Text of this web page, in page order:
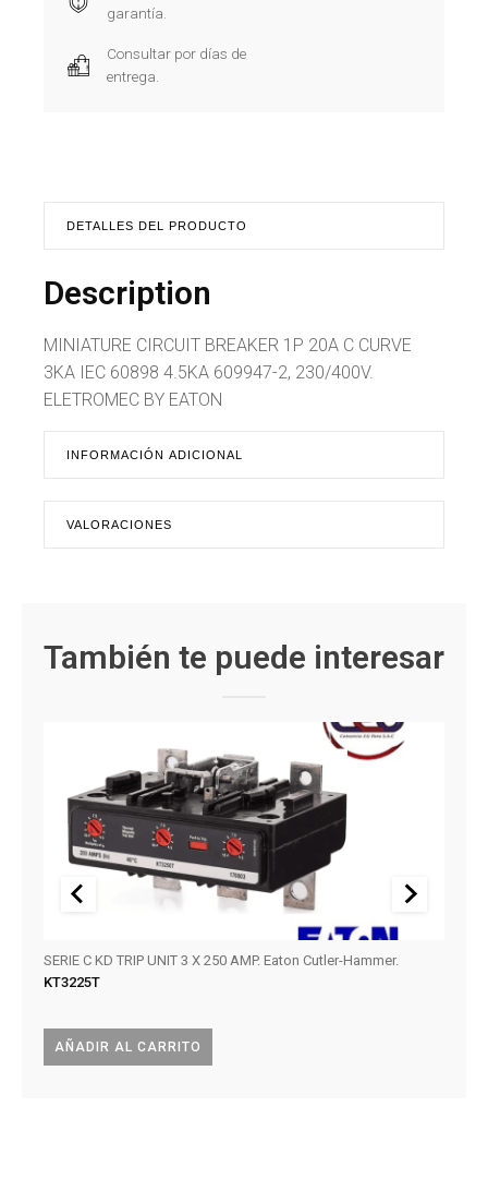
garantía.
Consultar por días de
entrega.
DETALLES DEL PRODUCTO
Description
MINIATURE CIRCUIT BREAKER 1P 20A C CURVE
3KA IEC 60898 4.5KA 609947-2, 230/400V.
ELETROMEC BY EATON
INFORMACIÓN ADICIONAL
VALORACIONES
También te puede interesar
AÑADIR AL CARRITO
SERIE C KD TRIP UNIT 3 X 250 AMP. Eaton Cutler-Hammer.
KT3225T